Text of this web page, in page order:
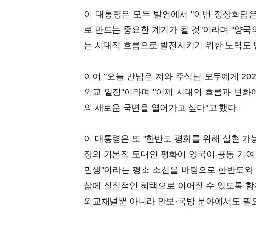
이 대통령은 모두 발언에서 "이번 정상회담
로 만드는 중요한 계기가 될 것"이라며 "양
는 시대적 흐름으로 발전시키기 위한 노력
이어 "오늘 만남은 저와 주석님 모두에게
외교 일정"이라며 "이제 시대의 흐름과 변
의 새로운 국면을 열어가고 싶다"고 했다.
이 대통령은 또 "한반도 평화를 위해 실현 가
장의 기본적 토대인 평화에 양국이 공동 기
민생"이라는 평소 소신을 바탕으로 한반도
삶에 실질적인 혜택으로 이어질 수 있도록
외교채널뿐 아니라 안보·국방 분야에서도